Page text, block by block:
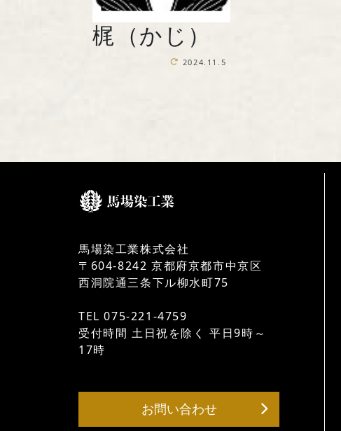
梶（かじ）
2024.11.5
馬場染工業株式会社
〒604-8242 京都府京都市中京区
西洞院通三条下ル柳水町75
TEL 075-221-4759
受付時間 土日祝を除く 平日9時～
17時
お問い合わせ